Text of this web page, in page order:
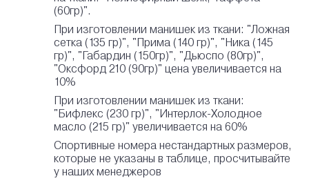
(60гр)".
При изготовлении манишек из ткани: "Ложная
сетка (135 гр)", "Прима (140 гр)", "Ника (145
гр)", "Габардин (150гр)", "Дьюспо (80гр)",
"Оксфорд 210 (90гр)" цена увеличивается на
10%
При изготовлении манишек из ткани:
"Бифлекс (230 гр)", "Интерлок-Холодное
масло (215 гр)" увеличивается на 60%
Спортивные номера нестандартных размеров,
которые не указаны в таблице, просчитывайте
у наших менеджеров